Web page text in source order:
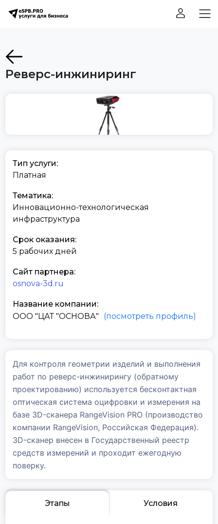
Реверс-инжиниринг
Тип услуги:
Платная
Тематика:
Инновационно-технологическая
инфраструктура
Срок оказания:
5 рабочих дней
Сайт партнера:
osnova-3d.ru
Название компании:
ООО "ЦАТ "ОСНОВА"
(посмотреть профиль)
Для контроля геометрии изделий и выполнения
работ по реверс-инжинирингу (обратному
проектированию) используется бесконтактная
оптическая система оцифровки и измерения на
базе 3D-сканера RangeVision PRO (производство
компании RangeVision, Российская Федерация).
3D-сканер внесен в Государственный реестр
средств измерений и проходит ежегодную
поверку.
Этапы Условия